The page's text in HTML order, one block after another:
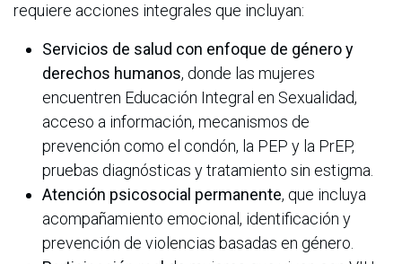
requiere acciones integrales que incluyan:
Servicios de salud con enfoque de género y
derechos humanos, donde las mujeres
encuentren Educación Integral en Sexualidad,
acceso a información, mecanismos de
prevención como el condón, la PEP y la PrEP,
pruebas diagnósticas y tratamiento sin estigma.
Atención psicosocial permanente, que incluya
acompañamiento emocional, identificación y
prevención de violencias basadas en género.